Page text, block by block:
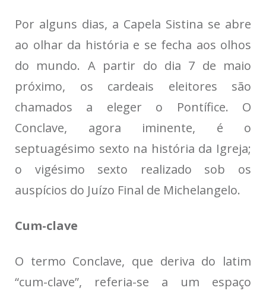
Por alguns dias, a Capela Sistina se abre
ao olhar da história e se fecha aos olhos
do mundo. A partir do dia 7 de maio
próximo, os cardeais eleitores são
chamados a eleger o Pontífice. O
Conclave, agora iminente, é o
septuagésimo sexto na história da Igreja;
o vigésimo sexto realizado sob os
auspícios do Juízo Final de Michelangelo.
Cum-clave
O termo Conclave, que deriva do latim
“cum-clave”, referia-se a um espaço